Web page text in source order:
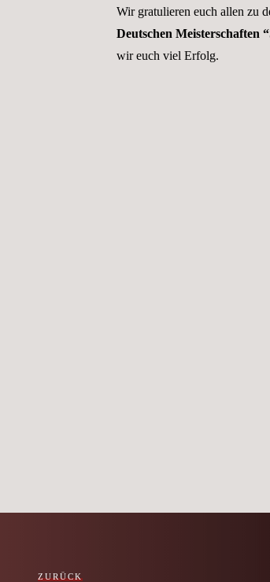
Wir gratulieren euch allen zu
Deutschen Meisterschaften
wir euch viel Erfolg.
ZURÜCK